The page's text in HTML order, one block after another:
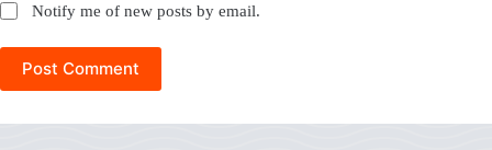
Notify me of new posts by email.
Post Comment